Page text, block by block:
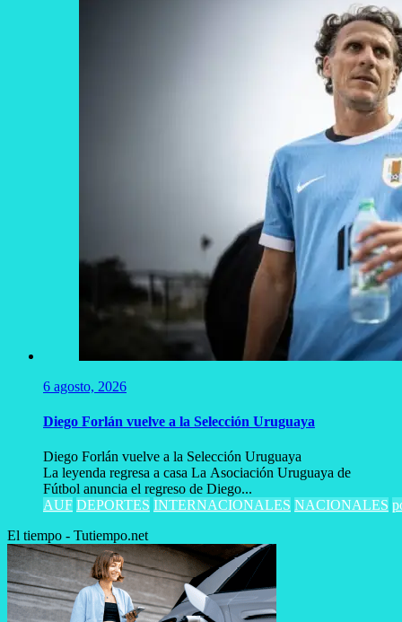
6 agosto, 2026
Diego Forlán vuelve a la Selección Uruguaya
Diego Forlán vuelve a la Selección Uruguaya
La leyenda regresa a casa La Asociación Uruguaya de
Fútbol anuncia el regreso de Diego...
AUF DEPORTES INTERNACIONALES NACIONALES
El tiempo - Tutiempo.net